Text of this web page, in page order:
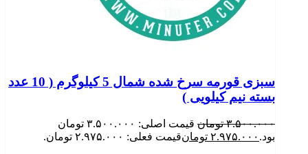
سبزی قورمه سرخ شده شمال 5 کیلوگرم ( 10 عدد
بسته نیم کیلویی )
۳.۵۰۰.۰۰۰ تومان
قیمت اصلی: ۳.۵۰۰.۰۰۰ تومان
بود. ۲.۹۷۵.۰۰۰ تومانقیمت فعلی: ۲.۹۷۵.۰۰۰ تومان.